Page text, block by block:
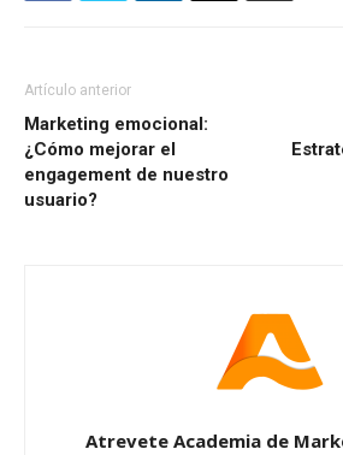
Artículo anterior
Marketing emocional:
¿Cómo mejorar el
engagement de nuestro
usuario?
Atrevete Academia de